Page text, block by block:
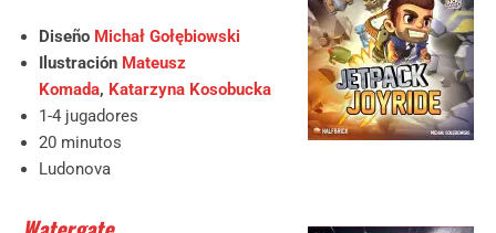
Diseño Michał Gołębiowski
Ilustración Mateusz
Komada, Katarzyna Kosobucka
1-4 jugadores
20 minutos
Ludonova